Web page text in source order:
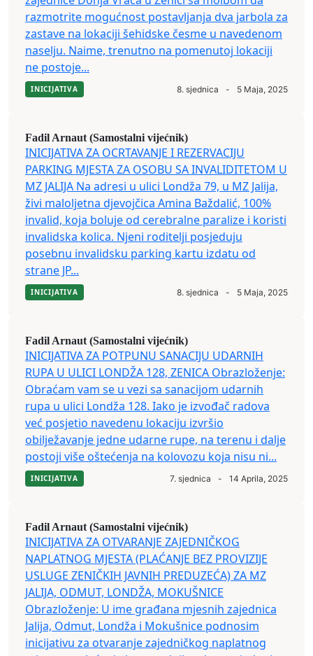
razmotrite mogućnost postavljanja dva jarbola za
zastave na lokaciji šehidske česme u navedenom
naselju. Naime, trenutno na pomenutoj lokaciji
ne postoje...
INICIJATIVA 8. sjednica - 5 Maja, 2025
Fadil Arnaut (Samostalni vijećnik)
INICIJATIVA ZA OCRTAVANJE I REZERVACIJU
PARKING MJESTA ZA OSOBU SA INVALIDITETOM U
MZ JALIJA Na adresi u ulici Londža 79, u MZ Jalija,
živi maloljetna djevojčica Amina Baždalić, 100%
invalid, koja boluje od cerebralne paralize i koristi
invalidska kolica. Njeni roditelji posjeduju
posebnu invalidsku parking kartu izdatu od
strane JP...
INICIJATIVA 8. sjednica - 5 Maja, 2025
Fadil Arnaut (Samostalni vijećnik)
INICIJATIVA ZA POTPUNU SANACIJU UDARNIH
RUPA U ULICI LONDŽA 128, ZENICA Obrazloženje:
Obraćam vam se u vezi sa sanacijom udarnih
rupa u ulici Londža 128. Iako je izvođač radova
već posjetio navedenu lokaciju izvršio
obilježavanje jedne udarne rupe, na terenu i dalje
postoji više oštećenja na kolovozu koja nisu ni...
INICIJATIVA 7. sjednica - 14 Aprila, 2025
Fadil Arnaut (Samostalni vijećnik)
INICIJATIVA ZA OTVARANJE ZAJEDNIČKOG
NAPLATNOG MJESTA (PLAĆANJE BEZ PROVIZIJE
USLUGE ZENIČKIH JAVNIH PREDUZEĆA) ZA MZ
JALIJA, ODMUT, LONDŽA, MOKUŠNICE
Obrazloženje: U ime građana mjesnih zajednica
Jalija, Odmut, Londža i Mokušnice podnosim
inicijativu za otvaranje zajedničkog naplatnog